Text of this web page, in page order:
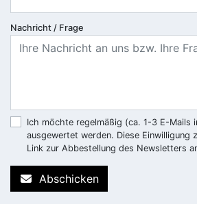
Nachricht / Frage
Ich möchte regelmäßig (ca. 1-3 E-Mails
ausgewertet werden. Diese
Link zur Abbestellung des Newsletters
Abschicken